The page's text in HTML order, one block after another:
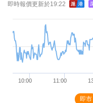
即時報價更新於19:22
即市